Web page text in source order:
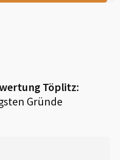
Töplitz:
Gründe